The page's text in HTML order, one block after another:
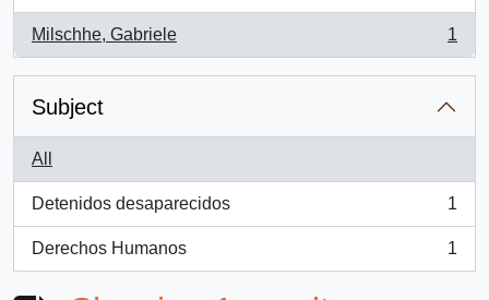
Milschhe, Gabriele
, 1 results
1
Subject
All
Detenidos desaparecidos
, 1 results
1
Derechos Humanos
, 1 results
1